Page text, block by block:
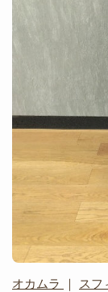
オカムラ ｜ スフ